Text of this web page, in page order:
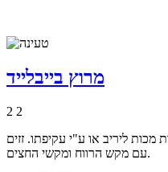
מרוץ בייבלייד
2 2
מכות ליריב או ע"י עקיפתו. זזים
עם מקש הרווח ומקשי החצים.